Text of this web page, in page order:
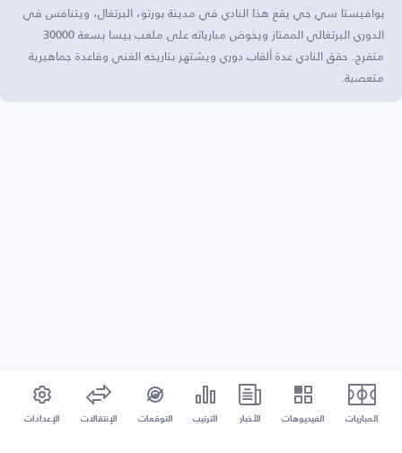
بوافيستا سي جي يقع هذا النادي في مدينة بورتو، البرتغال، ويتنافس في
الدوري البرتغالي الممتاز ويخوض مبارياته على ملعب بيسا بسعة 30000
متفرج. حقق النادي عدة ألقاب دوري ويشتهر بتاريخه الغني وقاعدة جماهيرية
متعصبة.
المباريات الفيديوهات الأخبار الترتيب التوقعات الإنتقالات الإعدادات